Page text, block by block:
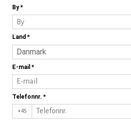
By*
Land*
E-mail*
Telefonnr.*
+45